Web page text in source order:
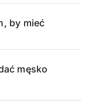
by mieć
męsko